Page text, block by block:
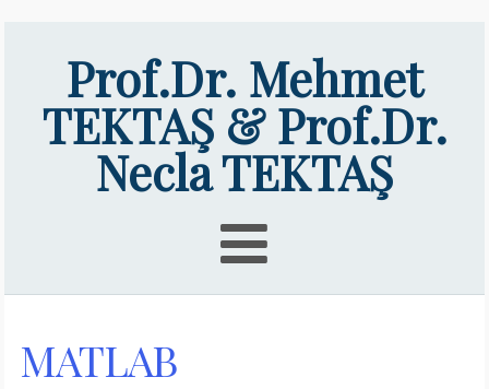
Prof.Dr. Mehmet
TEKTAŞ & Prof.Dr.
Necla TEKTAŞ
MATLAB